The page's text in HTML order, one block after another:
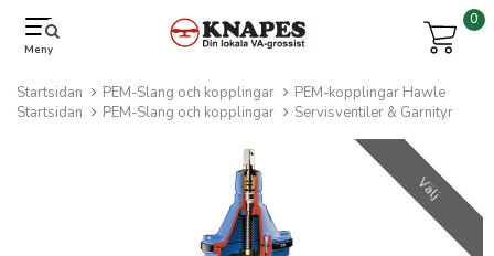
Meny
0
Startsidan PEM-Slang och kopplingar
PEM-kopplingar Hawle
Startsidan
PEM-Slang och kopplingar Servisventiler & Garnityr
Välj